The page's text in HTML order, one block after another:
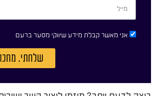
אני מאשר קבלת מידע שיווקי מסער ברעם
שלחתי.